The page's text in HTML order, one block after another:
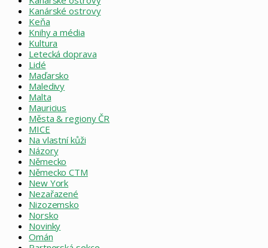
Kanárské ostrovy
Keňa
Knihy a média
Kultura
Letecká doprava
Lidé
Maďarsko
Maledivy
Malta
Mauricius
Města & regiony ČR
MICE
Na vlastní kůži
Názory
Německo
Německo CTM
New York
Nezařazené
Nizozemsko
Norsko
Novinky
Omán